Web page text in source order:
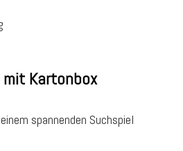
Kartonbox
spannenden Suchspiel